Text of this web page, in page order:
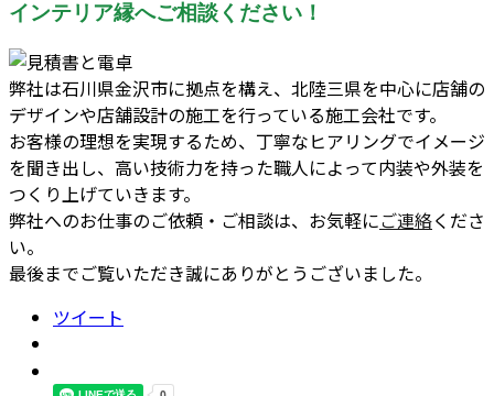
インテリア縁へご相談ください！
弊社は石川県金沢市に拠点を構え、北陸三県を中心に店舗の
デザインや店舗設計の施工を行っている施工会社です。
お客様の理想を実現するため、丁寧なヒアリングでイメージ
を聞き出し、高い技術力を持った職人によって内装や外装を
つくり上げていきます。
弊社へのお仕事のご依頼・ご相談は、お気軽にご連絡くださ
い。
最後までご覧いただき誠にありがとうございました。
ツイート